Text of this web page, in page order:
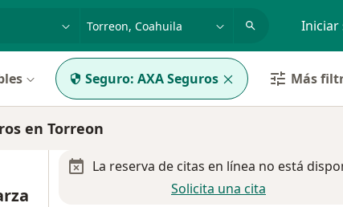
enfermedad o nombre Iniciar
Seguro: AXA Seguros Más
en Torreon
La reserva de citas en línea no está
Solicita una cita